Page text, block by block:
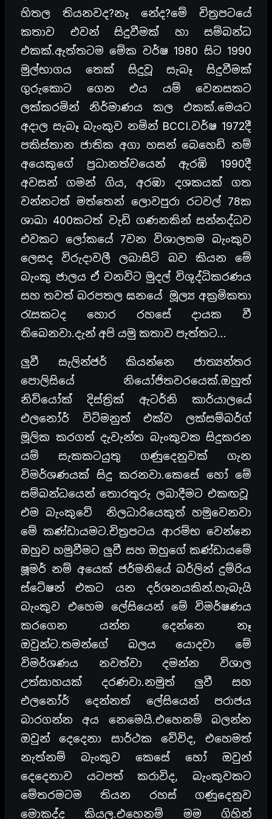
හිතල තියනවද?නෑ නේද?මේ චිත්‍රපටයේ
කතාව එවන් සිදුවීමක් හා සම්බන්ධ
එකක්.ඇත්තටම මේක වර්ෂ 1980 සිට 1990
මුල්භාගය තෙක් සිදුවූ සැබෑ සිදුවීමක්
ගුරුකොට ගෙන එය යම් වෙනසකට
ලක්කරමින් නිර්මාණය කල එකක්.මෙයට
අදාල සැබෑ බැංකුව නමින් BCCI.වර්ෂ 1972දී
පකිස්තාන ජාතික අගා හසන් බෙහෙඩි නම්
අයෙකුගේ ප්‍රධානත්වයෙන් ඇරඹි 1990දී
අවසන් ගමන් ගිය, අරඹා දශකයක් ගත
වන්නටත් මත්තෙන් ලොවපුරා රටවල් 78ක
ශාඛා 400කටත් වැඩි ගණනකින් සන්නද්ධව
එවකට ලෝකයේ 7වන විශාලතම බැංකුව
ලෙසද විරුදාවලී ලබාසිටි බව කියන මේ
බැංකු ජාලය ඒ වනවිට මුදල් විශුද්ධිකරණය
සහ තවත් බරපතල ඝනයේ මූල්‍ය අක්‍රමිකතා
රැසකටද හොර රහසේ දායක වී
තිබෙනවා.දැන් අපි යමු කතාව පැත්තට…
ලුවී සැලින්ජර් කියන්නෙ ජාත්‍යන්තර
පොලිසියේ නියෝජිතවරයෙක්.ඔහුත්
නිව්යෝක් දිස්ත්‍රික් ඇටර්නි කාර්යාලයේ
එලනෝර් විට්මනුත් එක්ව ලක්සම්බර්ග්
මූලික කරගත් දැවැන්ත බැංකුවක සිදුකරන
යම් සැකකටයුතු ගණුදෙනුවක් ගැන
විමර්ශණයක් සිදු කරනවා.කෙසේ හෝ මේ
සම්බන්ධයෙන් තොරතුරු ලබාදීමට එකඟවූ
එම බැංකුවේ නිලධාරියෙකුත් හමුවෙනවා
මේ කණ්ඩායමට.චිත්‍රපටය ආරම්භ වෙන්නෙ
ඔහුව හමුවීමට ලුවී සහ ඔහුගේ කණ්ඩායමේ
ෂූමර් නම් අයෙක් ජර්මනියේ බර්ලින් දුම්රිය
ස්ටේෂන් එකට යන දර්ශනයකින්.හැබැයි
බැංකුව එහෙම ලේසියෙන් මේ විමර්ෂණය
කරගෙන යන්න දෙන්නෙ නෑ
ඔවුන්ට.තමන්ගේ බලය යොදවා මේ
විමර්ශණය නවත්වා දමන්න විශාල
උත්සාහයක් දරණවා.නමුත් ලුවී සහ
එලනෝර් දෙන්නත් ලේසියෙන් පරාජය
බාරගන්න අය නෙමෙයි.එහෙනම් බලන්න
ඔවුන් දෙදෙනා සාර්ථක වේවිද, එහෙමත්
නැත්නම් බැංකුව කෙසේ හෝ ඔවුන්
දෙදෙනාව යටපත් කරාවිද, බැංකුවකට
මේතරමටම තියන රහස් ගණුදෙනුව
මොකද්ද කියල.එහෙනම් මම ගිහින්